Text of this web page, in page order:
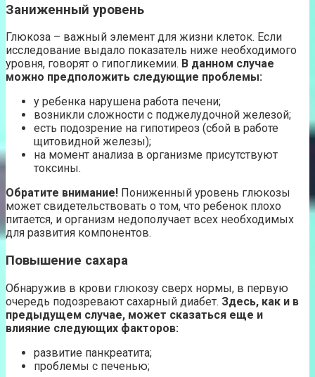
Заниженный уровень
Глюкоза – важный элемент для жизни клеток. Если
исследование выдало показатель ниже необходимого
уровня, говорят о гипогликемии. В данном случае
можно предположить следующие проблемы:
у ребенка нарушена работа печени;
возникли сложности с поджелудочной железой;
есть подозрение на гипотиреоз (сбой в работе
щитовидной железы);
на момент анализа в организме присутствуют
токсины.
Обратите внимание! Пониженный уровень глюкозы
может свидетельствовать о том, что ребенок плохо
питается, и организм недополучает всех необходимых
для развития компонентов.
Повышение сахара
Обнаружив в крови глюкозу сверх нормы, в первую
очередь подозревают сахарный диабет. Здесь, как и в
предыдущем случае, может сказаться еще и
влияние следующих факторов:
развитие панкреатита;
проблемы с печенью;